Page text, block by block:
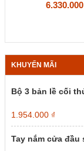
6.330.000
KHUYẾN MÃI
Bộ 3 bản lề cối
Giá
gốc
là:
2.385.000 ₫.
1.954.000 ₫Giá
hiện
tại
Tay nắm cửa